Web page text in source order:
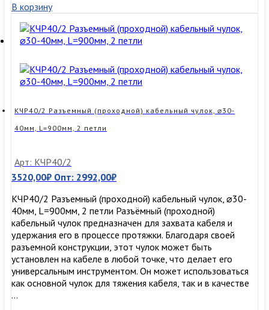
(проходной)
кабельный
чулок,
⌀30-
L=900мм,
В корзину
КЧР40/2 Разъемный (проходной) кабельный чулок, ⌀30-
40мм, L=900мм, 2 петли
Арт: КЧР40/2
3520,00₽ Опт: 2992,00₽
КЧР40/2 Разъемный (проходной) кабельный чулок, ⌀30-
40мм, L=900мм, 2 петли Разъёмный (проходной)
кабельный чулок предназначен для захвата кабеля и
удержания его в процессе протяжки. Благодаря своей
разъемной конструкции, этот чулок может быть
установлен на кабеле в любой точке, что делает его
универсальным инструментом. Он может использоваться
как основной чулок для тяжения кабеля, так и в качестве
…